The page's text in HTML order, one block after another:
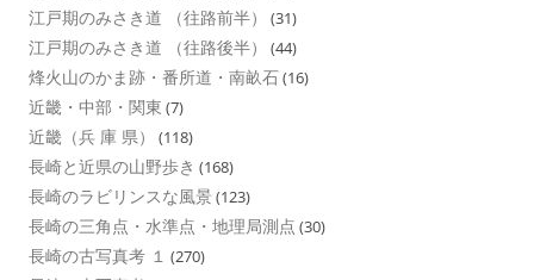
江戸期のみさき道 （往路前半） (31)
江戸期のみさき道 （往路後半） (44)
烽火山のかま跡・番所道・南畝石(16)
近畿・中部・関東 (7)
近畿（兵 庫 県） (118)
長崎と近県の山野歩き (168)
長崎のラビリンスな風景 (123)
長崎の三角点・水準点・地理局測点 (30)
長崎の古写真考 １ (270)